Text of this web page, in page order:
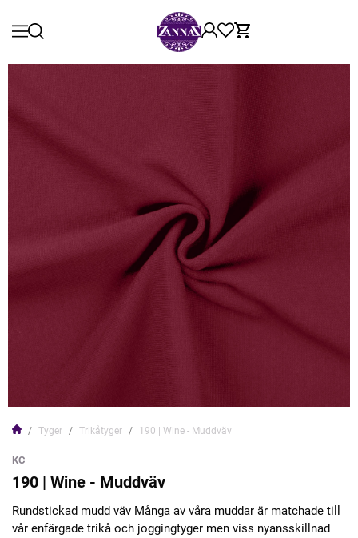
Tyger Trikåtyger 190 | Wine - Muddväv
KC
190 | Wine - Muddväv
Rundstickad mudd väv Många av våra muddar är matchade till
vår enfärgade trikå och joggingtyger men viss nyansskillnad